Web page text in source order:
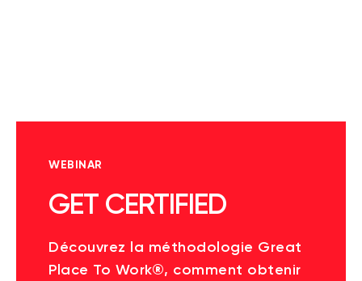
WEBINAR
GET CERTIFIED
Découvrez la méthodologie Great
Place To Work®, comment obtenir